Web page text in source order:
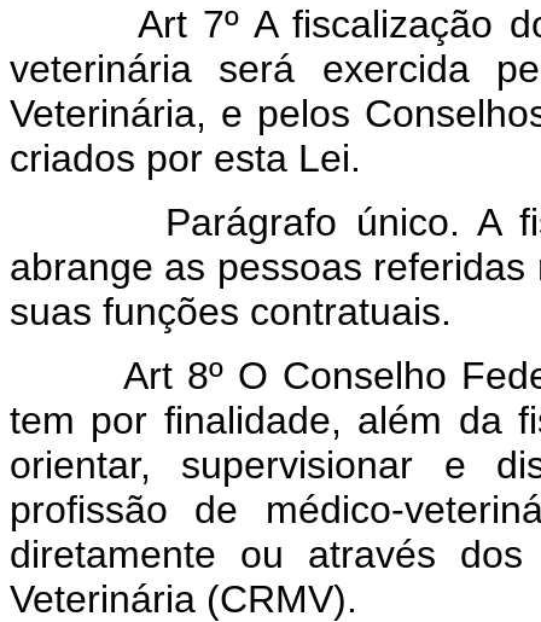
Art 7º A fiscalização
veterinária será exercida
Veterinária, e pelos
criados por esta Lei.
Parágrafo único. A
abrange as pessoas
suas funções contratuais.
Art 8º O Conselho
tem por finalidade, além da
orientar, supervisionar e
profissão de médico-
diretamente ou através
Veterinária (CRMV).